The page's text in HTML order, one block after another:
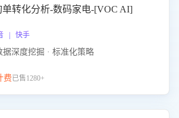
单转化分析-数码家电-[VOC AI]
| 快手
据深度挖掘 · 标准化策略
费已售1280+